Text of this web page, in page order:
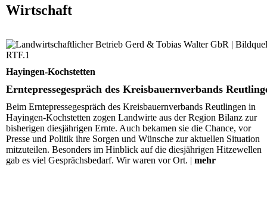
Wirtschaft
Erntepressegespräch des Kreisbauernverbands
Hayingen-Kochstetten
Erntepressegespräch des Kreisbauernverbands
Beim Erntepressegespräch des Kreisbauernverbands Reutlingen in
Hayingen-Kochstetten zogen Landwirte aus der Region Bilanz zur
bisherigen diesjährigen Ernte. Auch bekamen sie die Chance, vor
Presse und Politik ihre Sorgen und Wünsche zur aktuellen Situation
mitzuteilen. Besonders im Hinblick auf die diesjährigen Hitzewellen
gab es viel Gesprächsbedarf. Wir waren vor Ort. | mehr